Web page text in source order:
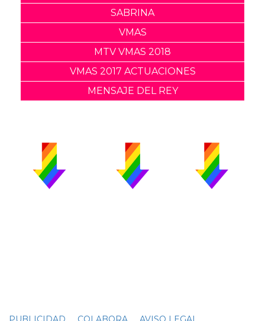
SABRINA
VMAS
MTV VMAS 2018
VMAS 2017 ACTUACIONES
MENSAJE DEL REY